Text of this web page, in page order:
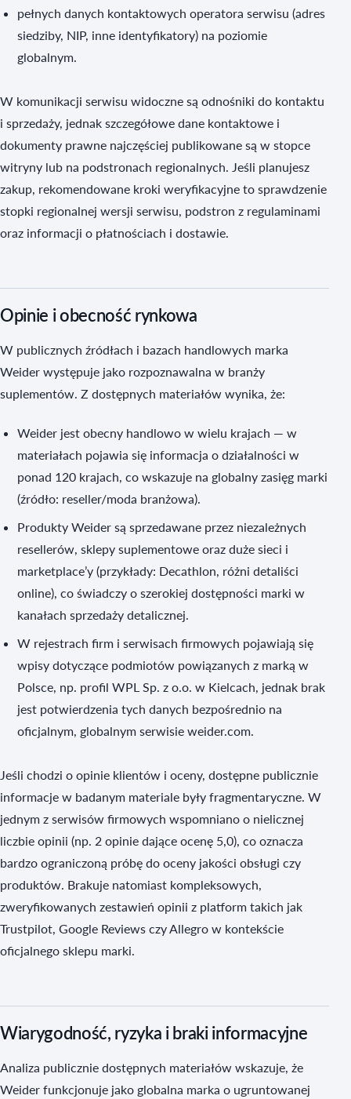
pełnych danych kontaktowych operatora serwisu (adres
siedziby, NIP, inne identyfikatory) na poziomie
globalnym.
W komunikacji serwisu widoczne są odnośniki do kontaktu
i sprzedaży, jednak szczegółowe dane kontaktowe i
dokumenty prawne najczęściej publikowane są w stopce
witryny lub na podstronach regionalnych. Jeśli planujesz
zakup, rekomendowane kroki weryfikacyjne to sprawdzenie
stopki regionalnej wersji serwisu, podstron z regulaminami
oraz informacji o płatnościach i dostawie.
Opinie i obecność rynkowa
W publicznych źródłach i bazach handlowych marka
Weider występuje jako rozpoznawalna w branży
suplementów. Z dostępnych materiałów wynika, że:
Weider jest obecny handlowo w wielu krajach — w
materiałach pojawia się informacja o działalności w
ponad 120 krajach, co wskazuje na globalny zasięg marki
(źródło: reseller/moda branżowa).
Produkty Weider są sprzedawane przez niezależnych
resellerów, sklepy suplementowe oraz duże sieci i
marketplace’y (przykłady: Decathlon, różni detaliści
online), co świadczy o szerokiej dostępności marki w
kanałach sprzedaży detalicznej.
W rejestrach firm i serwisach firmowych pojawiają się
wpisy dotyczące podmiotów powiązanych z marką w
Polsce, np. profil WPL Sp. z o.o. w Kielcach, jednak brak
jest potwierdzenia tych danych bezpośrednio na
oficjalnym, globalnym serwisie weider.com.
Jeśli chodzi o opinie klientów i oceny, dostępne publicznie
informacje w badanym materiale były fragmentaryczne. W
jednym z serwisów firmowych wspomniano o nielicznej
liczbie opinii (np. 2 opinie dające ocenę 5,0), co oznacza
bardzo ograniczoną próbę do oceny jakości obsługi czy
produktów. Brakuje natomiast kompleksowych,
zweryfikowanych zestawień opinii z platform takich jak
Trustpilot, Google Reviews czy Allegro w kontekście
oficjalnego sklepu marki.
Wiarygodność, ryzyka i braki informacyjne
Analiza publicznie dostępnych materiałów wskazuje, że
Weider funkcjonuje jako globalna marka o ugruntowanej